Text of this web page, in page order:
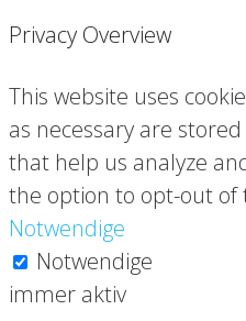
Privacy Overview
This website uses
as necessary are
that help us analyze
the option to opt-out of
Notwendige
Notwendige
immer aktiv